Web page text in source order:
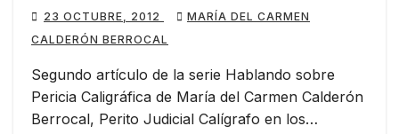
23 OCTUBRE, 2012
MARÍA DEL CARMEN
CALDERÓN BERROCAL
Segundo artículo de la serie Hablando sobre
Pericia Caligráfica de María del Carmen Calderón
Berrocal, Perito Judicial Calígrafo en los…